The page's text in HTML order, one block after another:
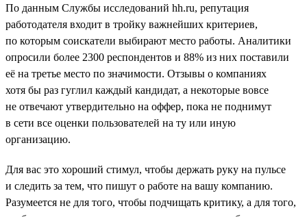
По данным Службы исследований hh.ru, репутация
работодателя входит в тройку важнейших критериев,
по которым соискатели выбирают место работы. Аналитики
опросили более 2300 респондентов и 88% из них поставили
её на третье место по значимости. Отзывы о компаниях
хотя бы раз гуглил каждый кандидат, а некоторые вовсе
не отвечают утвердительно на оффер, пока не поднимут
в сети все оценки пользователей на ту или иную
организацию.
Для вас это хороший стимул, чтобы держать руку на пульсе
и следить за тем, что пишут о работе на вашу компанию.
Разумеется не для того, чтобы подчищать критику, а для того,